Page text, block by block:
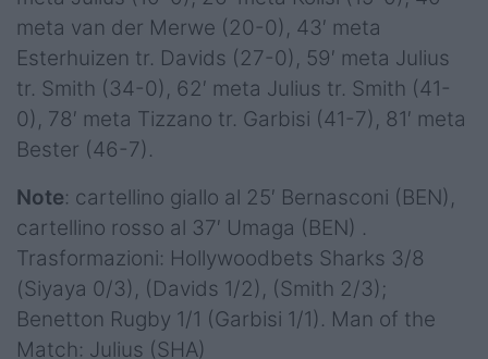
meta van der Merwe (20-0), 43′ meta
Esterhuizen tr. Davids (27-0), 59′ meta Julius
tr. Smith (34-0), 62′ meta Julius tr. Smith (41-
0), 78′ meta Tizzano tr. Garbisi (41-7), 81′ meta
Bester (46-7).
Note: cartellino giallo al 25′ Bernasconi (BEN),
cartellino rosso al 37′ Umaga (BEN) .
Trasformazioni: Hollywoodbets Sharks 3/8
(Siyaya 0/3), (Davids 1/2), (Smith 2/3);
Benetton Rugby 1/1 (Garbisi 1/1). Man of the
Match: Julius (SHA)